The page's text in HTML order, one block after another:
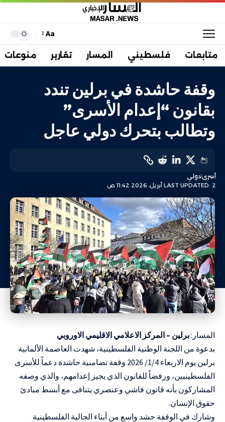
Aa
متابعات فلسطيني المسار تقارير منوعات
وقفة حاشدة في برلين تندد
بقانون “إعدام الأسرى”
وتطالب بتحرك دولي عاجل
LAST UPDATED: 2 أبريل، 2026 11:42 ص
أسرىدولي
المسار:برلين – المركز الاعلامي الاقليمي الاوروبي
بدعوة من اللجنة الوطنية الفلسطينية، شهدت العاصمة الألمانية
برلين يوم الاربعاء 1/4/ 2026 وقفة تضامنية حاشدة دعماً للأسرى
الفلسطينيين، ورفضاً للقانون الذي يجيز إعدامهم، والذي وصفه
المشاركون بأنه قانون فاشي وعنصري يتنافى مع أبسط مبادئ
حقوق الإنسان.
وشارك في الوقفة حشد واسع من أبناء الجالية الفلسطينية